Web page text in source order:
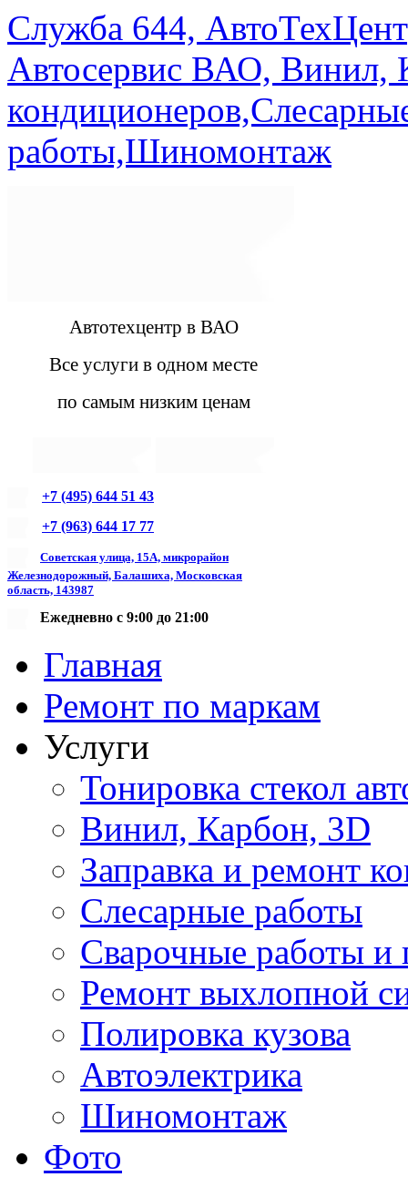
Служба 644,
Автосервис ВАО, Винил,
работы,Шиномонтаж
Автотехцентр в ВАО
Все услуги в одном месте
по самым низким ценам
+7 (495) 644 51 43
+7 (963) 644 17 77
Советская улица, 15А, микрорайон
Железнодорожный, Балашиха, Московская
область, 143987
Ежедневно с 9:00 до 21:00
Главная
Ремонт по маркам
Услуги
Тонировка стекол
Винил, Карбон, 3D
Заправка и ремонт
Слесарные работы
Сварочные работы и
Ремонт выхлопной
Полировка кузова
Автоэлектрика
Шиномонтаж
Фото